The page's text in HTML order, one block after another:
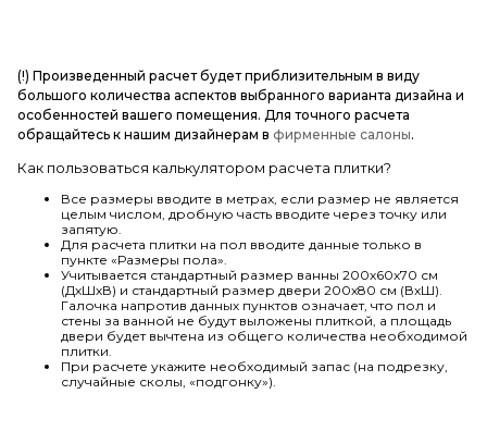
(!) Произведенный расчет будет приблизительным в виду
большого количества аспектов выбранного варианта дизайна и
особенностей вашего помещения. Для точного расчета
обращайтесь к нашим дизайнерам в фирменные салоны.
Как пользоваться калькулятором расчета плитки?
Все размеры вводите в метрах, если размер не является
целым числом, дробную часть вводите через точку или
запятую.
Для расчета плитки на пол вводите данные только в
пункте «Размеры пола».
Учитывается стандартный размер ванны 200х60х70 см
(ДхШхВ) и стандартный размер двери 200х80 см (ВхШ).
Галочка напротив данных пунктов означает, что пол и
стены за ванной не будут выложены плиткой, а площадь
двери будет вычтена из общего количества необходимой
плитки.
При расчете укажите необходимый запас (на подрезку,
случайные сколы, «подгонку»).